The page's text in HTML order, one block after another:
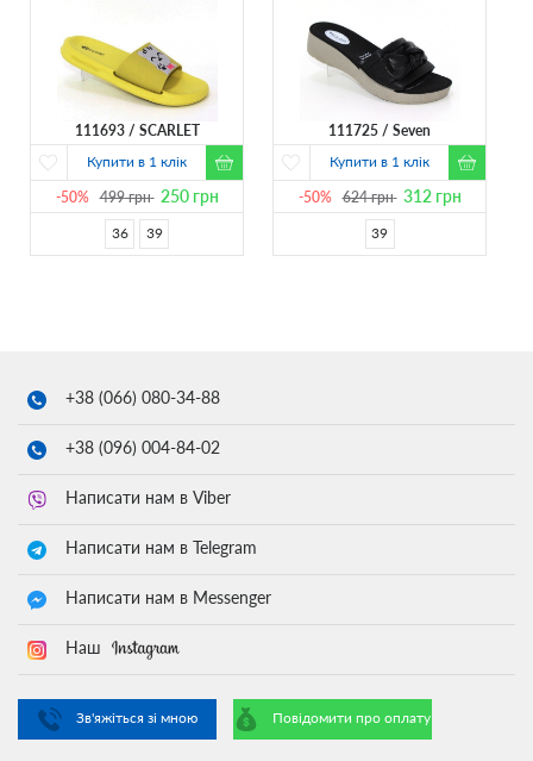
111693
SCARLET
Купити в 1 клік
-50% 499грн 250грн
36 39
111725
Seven
Купити в 1 клік
-50% 624грн 312грн
39
+38 (066) 080-34-88
+38 (096) 004-84-02
Написати нам в Viber
Написати нам в Telegram
Написати нам в Messenger
Наш
Зв'яжіться зі мною Повідомити про оплату